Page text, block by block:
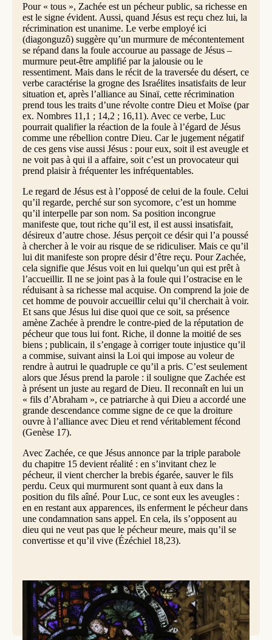
Pour « tous », Zachée est un pécheur public, sa richesse en
est le signe évident. Aussi, quand Jésus est reçu chez lui, la
récrimination est unanime. Le verbe employé ici
(diagonguzô) suggère qu’un murmure de mécontentement
se répand dans la foule accourue au passage de Jésus –
murmure peut-être amplifié par la jalousie ou le
ressentiment. Mais dans le récit de la traversée du désert, ce
verbe caractérise la grogne des Israélites insatisfaits de leur
situation et, après l’alliance au Sinaï, cette récrimination
prend tous les traits d’une révolte contre Dieu et Moïse (par
ex. Nombres 11,1 ; 14,2 ; 16,11). Avec ce verbe, Luc
pourrait qualifier la réaction de la foule à l’égard de Jésus
comme une rébellion contre Dieu. Car le jugement négatif
de ces gens vise aussi Jésus : pour eux, soit il est aveugle et
ne voit pas à qui il a affaire, soit c’est un provocateur qui
prend plaisir à fréquenter les infréquentables.
Le regard de Jésus est à l’opposé de celui de la foule. Celui
qu’il regarde, perché sur son sycomore, c’est un homme
qu’il interpelle par son nom. Sa position incongrue
manifeste que, tout riche qu’il est, il est aussi insatisfait,
désireux d’autre chose. Jésus perçoit ce désir qui l’a poussé
à chercher à le voir au risque de se ridiculiser. Mais ce qu’il
lui dit manifeste son propre désir d’être reçu. Pour Zachée,
cela signifie que Jésus voit en lui quelqu’un qui est prêt à
l’accueillir. Il ne se joint pas à la foule qui l’ostracise en le
réduisant à sa richesse mal acquise. On comprend la joie de
cet homme de pouvoir accueillir celui qu’il cherchait à voir.
Et sans que Jésus lui dise quoi que ce soit, sa présence
amène Zachée à prendre le contre-pied de la réputation de
pécheur que tous lui font. Riche, il donne la moitié de ses
biens ; publicain, il s’engage à corriger toute injustice qu’il
a commise, suivant ainsi la Loi qui impose au voleur de
rendre à autrui le quadruple ce qu’il a pris. C’est seulement
alors que Jésus prend la parole : il souligne que Zachée est
à présent un juste au regard de Dieu. Il reconnaît en lui un
« fils d’Abraham », ce patriarche à qui Dieu a accordé une
grande descendance comme signe de ce que la droiture
ouvre à l’alliance avec Dieu et rend véritablement fécond
(Genèse 17).
Avec Zachée, ce que Jésus annonce par la triple parabole
du chapitre 15 devient réalité : en s’invitant chez le
pécheur, il vient chercher la brebis égarée, sauver le fils
perdu. Ceux qui murmurent sont quant à eux dans la
position du fils aîné. Pour Luc, ce sont eux les aveugles :
en en restant aux apparences, ils enferment le pécheur dans
une condamnation sans appel. En cela, ils s’opposent au
dieu qui ne veut pas que le pécheur meure, mais qu’il se
convertisse et qu’il vive (Ézéchiel 18,23).
© Lawrence Lew, OP